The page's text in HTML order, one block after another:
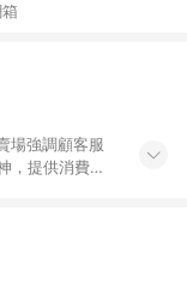
場強調顧客服
，提供消費者
家分店內規劃